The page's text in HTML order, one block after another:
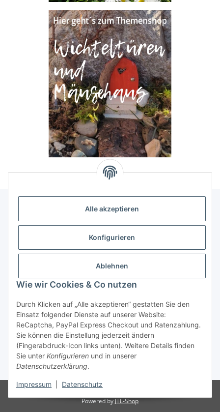
Alle akzeptieren
Konfigurieren
Ablehnen
Wie wir Cookies & Co nutzen
Durch Klicken auf „Alle akzeptieren“ gestatten Sie den
Einsatz folgender Dienste auf unserer Website:
ReCaptcha, PayPal Express Checkout und Ratenzahlung.
Sie können die Einstellung jederzeit ändern
(Fingerabdruck-Icon links unten). Weitere Details finden
Sie unter Konfigurieren und in unserer
Datenschutzerklärung.
Impressum Datenschutz
Allgemeine Informationen
Rechtliche Infomationen
Service
Vertrag widerrufen
* Alle Preise inkl. gesetzlicher USt., zzgl.
Powered byJTL-Shop